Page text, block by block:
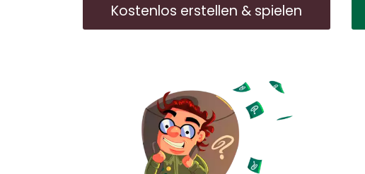
Kostenlos erstellen & spielen